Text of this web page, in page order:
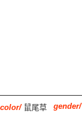
color/ 鼠尾草
gender/